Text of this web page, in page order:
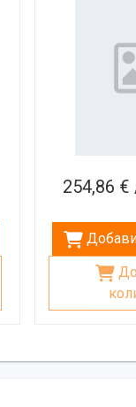
254,86 €
Добавен в